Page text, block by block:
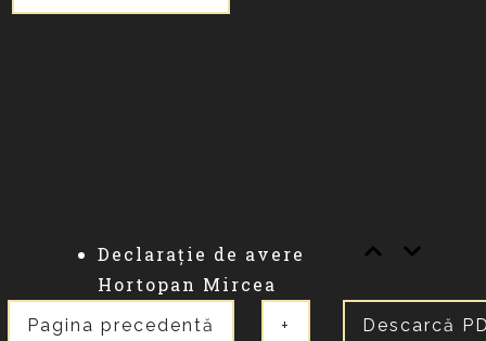
Declarație de avere
Hortopan Mircea
Pagina precedentă + Descarcă